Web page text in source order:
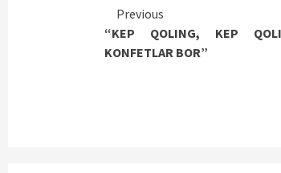
Continue
Reading
Previous
“KEP QOLING, KEP
KONFETLAR BOR”